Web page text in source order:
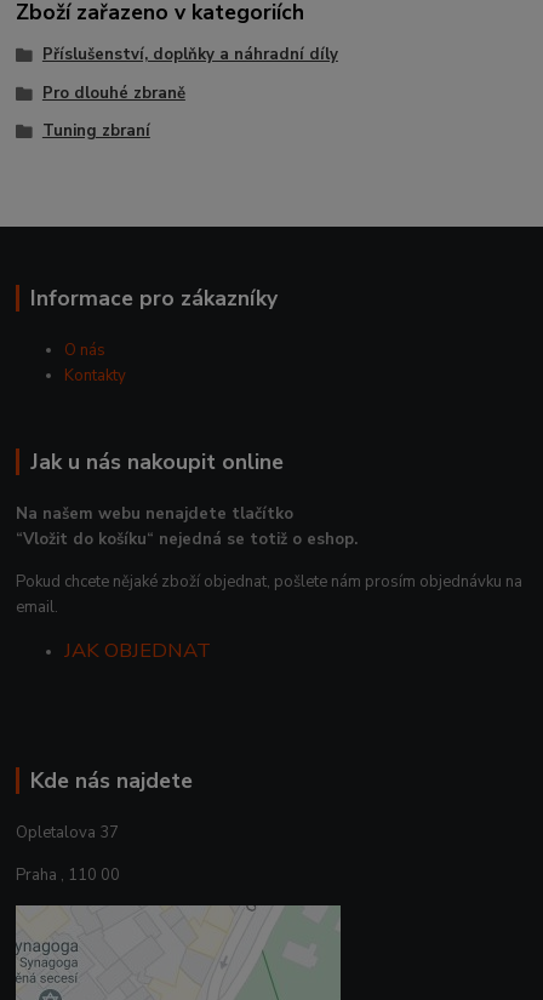
Zboží zařazeno v kategoriích
Příslušenství, doplňky a náhradní díly
Pro dlouhé zbraně
Tuning zbraní
Informace pro zákazníky
O nás
Kontakty
Jak u nás nakoupit online
Na našem webu nenajdete tlačítko
“Vložit do košíku“ nejedná se totiž o eshop.
Pokud chcete nějaké zboží objednat, pošlete nám prosím objednávku na
email.
JAK OBJEDNAT
Kde nás najdete
Opletalova 37
Praha , 110 00